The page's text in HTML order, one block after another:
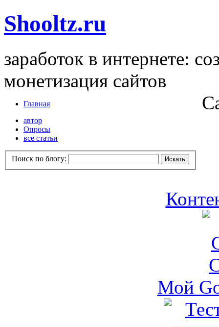
Shooltz.ru
заработок в интернете:
монетизация сайтов
Главная
автор
Опросы
все статьи
Поиск по блогу:
Мой